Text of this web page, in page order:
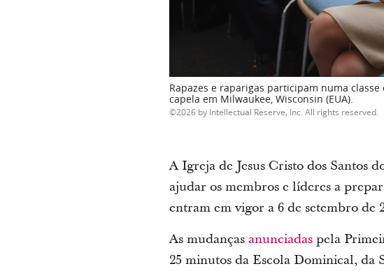
Rapazes e raparigas participam numa
capela em Milwaukee, Wisconsin (EUA).
2026 by Intellectual Reserve, Inc. All rights reserved.
A Igreja de Jesus Cristo dos Santos
ajudar os membros e líderes a
entram em vigor a 6 de setembro de
As mudanças anunciadaspela
25 minutos da Escola Dominical, da